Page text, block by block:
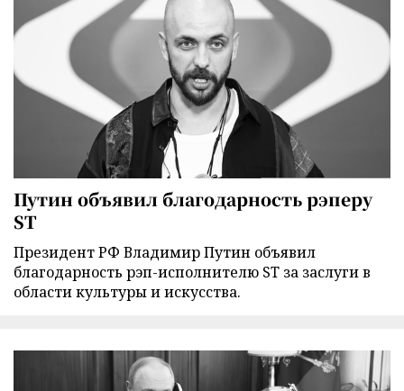
Путин объявил благодарность рэперу
ST
Президент РФ Владимир Путин объявил
благодарность рэп-исполнителю ST за заслуги в
области культуры и искусства.